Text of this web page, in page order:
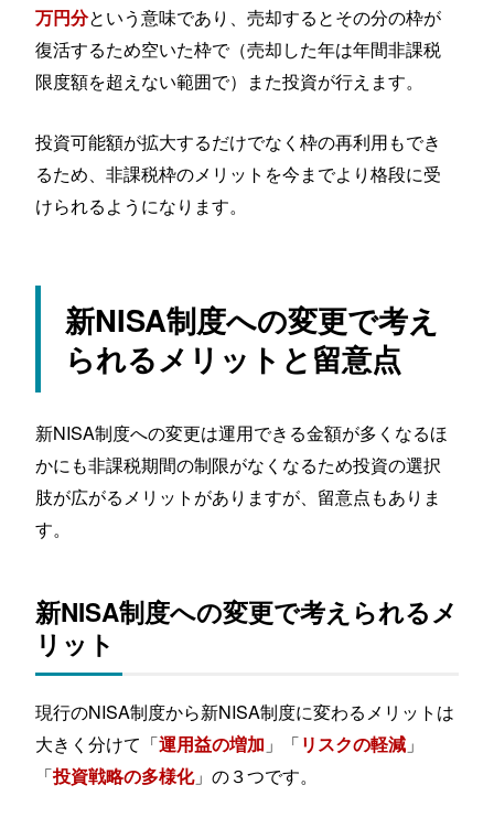
万円分という意味であり、売却するとその分の枠が
復活するため空いた枠で（売却した年は年間非課税
限度額を超えない範囲で）また投資が行えます。
投資可能額が拡大するだけでなく枠の再利用もでき
るため、非課税枠のメリットを今までより格段に受
けられるようになります。
新NISA制度への変更で考え
られるメリットと留意点
新NISA制度への変更は運用できる金額が多くなるほ
かにも非課税期間の制限がなくなるため投資の選択
肢が広がるメリットがありますが、留意点もありま
す。
新NISA制度への変更で考えられるメ
リット
現行のNISA制度から新NISA制度に変わるメリットは
大きく分けて「運用益の増加 」「リスクの軽減 」
「投資戦略の多様化」の３つです。